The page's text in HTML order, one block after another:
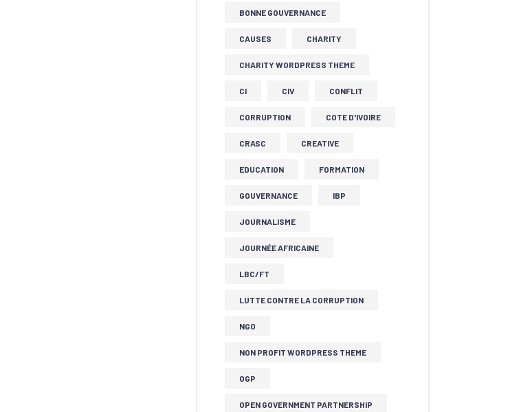
BONNE GOUVERNANCE
CAUSES CHARITY
CHARITY WORDPRESS THEME
CI CIV CONFLIT
CORRUPTION COTE D'IVOIRE
CRASC CREATIVE
EDUCATION FORMATION
GOUVERNANCE IBP
JOURNALISME
JOURNÉE AFRICAINE
LBC/FT
LUTTE CONTRE LA CORRUPTION
NGO
NON PROFIT WORDPRESS THEME
OGP
OPEN GOVERNMENT PARTNERSHIP